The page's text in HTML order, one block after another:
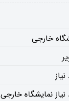
خارجی
نمایشگاه خارجی